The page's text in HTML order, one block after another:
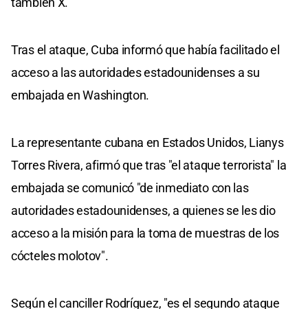
Tras el ataque, Cuba informó que había facilitado el
acceso a las autoridades estadounidenses a su
embajada en Washington.
La representante cubana en Estados Unidos, Lianys
Torres Rivera, afirmó que tras "el ataque terrorista" la
embajada se comunicó "de inmediato con las
autoridades estadounidenses, a quienes se les dio
acceso a la misión para la toma de muestras de los
cócteles molotov".
Según el canciller Rodríguez, "es el segundo ataque